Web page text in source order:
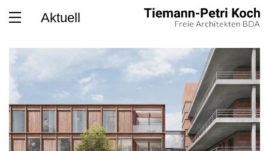
Please select a page template in page properties.
Aktuell
Projekte
Kontakt